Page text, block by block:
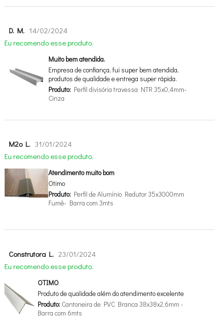
D. M. 14/02/2024
Eu recomendo esse produto.
Muito bem atendida.
Empresa de confiança, fui super bem atendida,
produtos de qualidade e entrega super rápida.
Produto:Perfil divisória travessa NTR 35x0,4mm-
Cinza
M2o L. 31/01/2024
Eu recomendo esse produto.
Atendimento muito bom
Otimo
Produto:Perfil de Alumínio Redutor 35x3000mm
Fumê- Barra com 3mts
Construtora L. 23/01/2024
Eu recomendo esse produto.
OTIMO
Produto de qualidade além do atendimento excelente
Produto:Cantoneira de PVC Branca 38x38x2,6mm -
Barra com 6mts